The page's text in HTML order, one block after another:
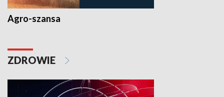
Agro-szansa
ZDROWIE